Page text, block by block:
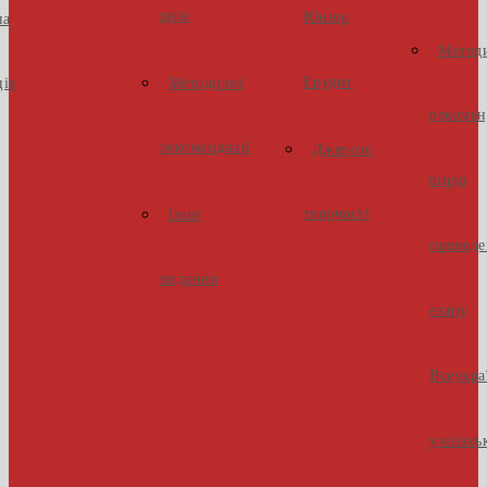
днів
Методичні
рекомендації
Інші
видання
Юніор
Ерудит
Джерело
творчості
щодо
етапу